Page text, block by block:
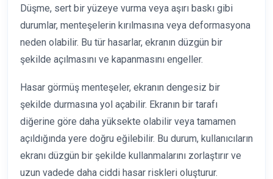
Düşme, sert bir yüzeye vurma veya aşırı baskı gibi
durumlar, menteşelerin kırılmasına veya deformasyona
neden olabilir. Bu tür hasarlar, ekranın düzgün bir
şekilde açılmasını ve kapanmasını engeller.
Hasar görmüş menteşeler, ekranın dengesiz bir
şekilde durmasına yol açabilir. Ekranın bir tarafı
diğerine göre daha yüksekte olabilir veya tamamen
açıldığında yere doğru eğilebilir. Bu durum, kullanıcıların
ekranı düzgün bir şekilde kullanmalarını zorlaştırır ve
uzun vadede daha ciddi hasar riskleri oluşturur.